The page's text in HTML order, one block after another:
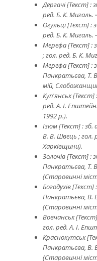
Дергачі [Текст] :
ред. Б. К. Мигаль.
Огульці [Текст] :
ред. Б. К.
Мерефа [Текст] :
; гол. ред. Б. К.
Мерефа [Текст] :
Панкратьєва, Т.
мій,
Куп'янськ [Текст]
ред. А. І.
1992 р.).
Ізюм [Текст] : зб.
В. В. Швець ; гол.
Хаpкiвщини).
Золочів [Текст] :
Панкратьєва, Т.
(Стаpовинні
Богодухів[Текст]
Панкратьєва, В.
(Стаpовинні мi
Вовчанськ
гол. ред. А. І.
Краснокутськ
Панкратьєва, В.
(Стаpовинні